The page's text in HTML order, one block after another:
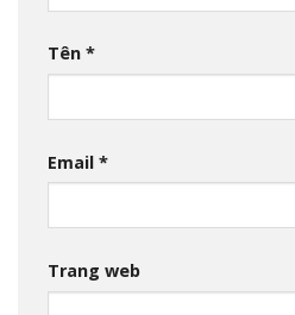
Tên *
Email *
Trang web